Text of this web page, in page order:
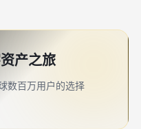
产之旅
数百万用户的选择